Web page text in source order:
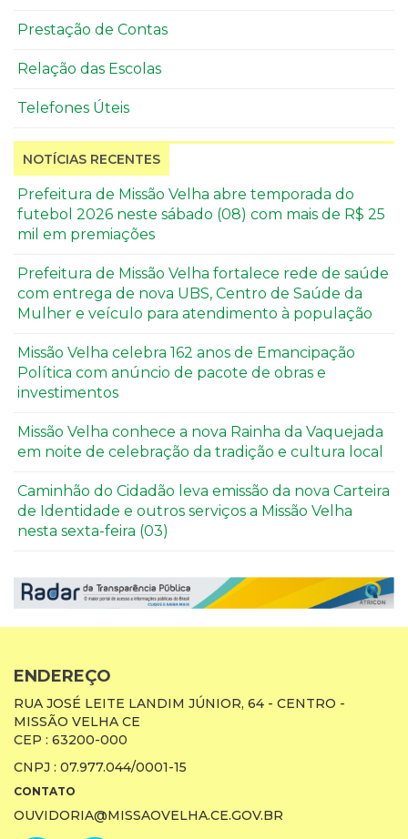
Prestação de Contas
Relação das Escolas
Telefones Úteis
NOTÍCIAS RECENTES
Prefeitura de Missão Velha abre temporada do
futebol 2026 neste sábado (08) com mais de R$ 25
mil em premiações
Prefeitura de Missão Velha fortalece rede de saúde
com entrega de nova UBS, Centro de Saúde da
Mulher e veículo para atendimento à população
Missão Velha celebra 162 anos de Emancipação
Política com anúncio de pacote de obras e
investimentos
Missão Velha conhece a nova Rainha da Vaquejada
em noite de celebração da tradição e cultura local
Caminhão do Cidadão leva emissão da nova Carteira
de Identidade e outros serviços a Missão Velha
nesta sexta-feira (03)
ENDEREÇO
RUA JOSÉ LEITE LANDIM JÚNIOR, 64 - CENTRO -
MISSÃO VELHA CE
CEP : 63200-000
CNPJ : 07.977.044/0001-15
CONTATO
OUVIDORIA@MISSAOVELHA.CE.GOV.BR